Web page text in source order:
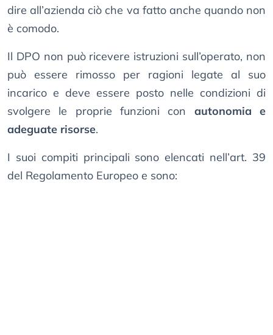
dire all’azienda ciò che va fatto anche quando non
è comodo.
Il DPO non può ricevere istruzioni sull’operato, non
può essere rimosso per ragioni legate al suo
incarico e deve essere posto nelle condizioni di
svolgere le proprie funzioni con autonomia e
adeguate risorse.
I suoi compiti principali sono elencati nell’art. 39
del Regolamento Europeo e sono: